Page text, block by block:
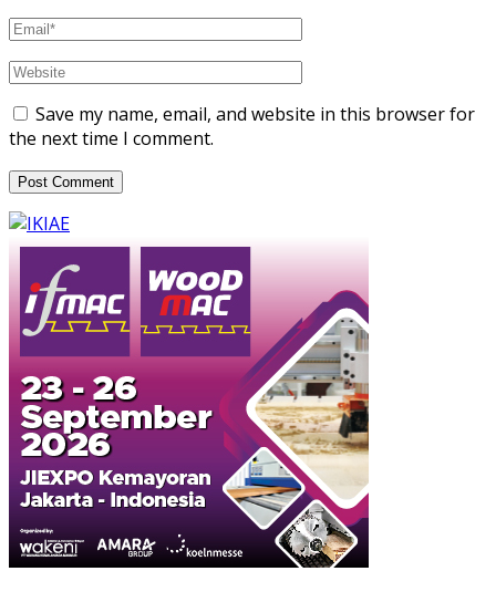
Save my name, email, and website in this browser for
the next time I comment.